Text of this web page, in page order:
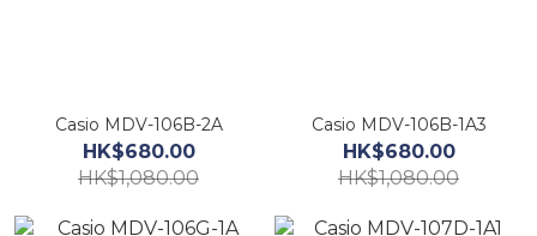
Casio MDV-106B-2A
HK$680.00
HK$1,080.00
Casio MDV-106B-1A3
HK$680.00
HK$1,080.00